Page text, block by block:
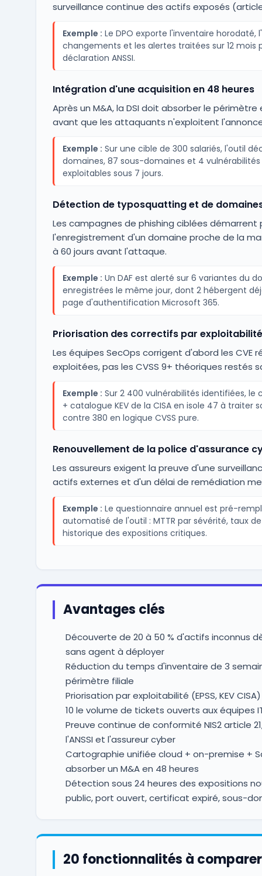
surveillance continue des actifs exposés (article
Exemple : Le DPO exporte l'inventaire horodaté,
changements et les alertes traitées sur 12 mois
déclaration ANSSI.
Intégration d'une acquisition en 48 heures
Après un M&A, la DSI doit absorber le
avant que les attaquants n'exploitent
Exemple : Sur une cible de 300 salariés, l'outil
domaines, 87 sous-domaines et 4
exploitables sous 7 jours.
Détection de typosquatting et de
Les campagnes de phishing ciblées démarrent
l'enregistrement d'un domaine proche de la
à 60 jours avant l'attaque.
Exemple : Un DAF est alerté sur 6 variantes du
enregistrées le même jour, dont 2 hébergent
page d'authentification Microsoft 365.
Priorisation des correctifs par exploitabilité
Les équipes SecOps corrigent d'abord les CVE
exploitées, pas les CVSS 9+ théoriques restés
Exemple : Sur 2 400 vulnérabilités identifiées, le
+ catalogue KEV de la CISA en isole 47 à traiter
contre 380 en logique CVSS pure.
Renouvellement de la police d'assurance
Les assureurs exigent la preuve d'une
actifs externes et d'un délai de remédiation
Exemple : Le questionnaire annuel est pré-
automatisé de l'outil : MTTR par sévérité, taux
historique des expositions critiques.
Avantages clés
Découverte de 20 à 50 % d'actifs inconnus
sans agent à déployer
Réduction du temps d'inventaire de 3
périmètre filiale
Priorisation par exploitabilité (EPSS, KEV
10 le volume de tickets ouverts aux équipes
Preuve continue de conformité NIS2 article
l'ANSSI et l'assureur cyber
Cartographie unifiée cloud + on-premise +
absorber un M&A en 48 heures
Détection sous 24 heures des expositions
public, port ouvert, certificat expiré, sous-
20 fonctionnalités à comparer